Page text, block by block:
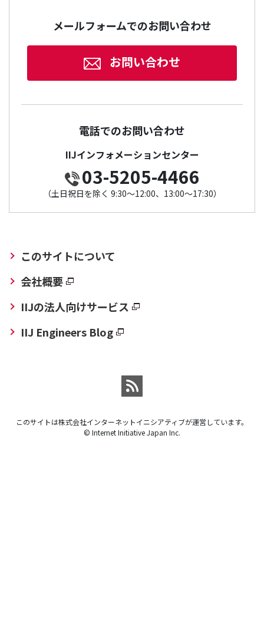
メールフォームでのお問い合わせ
お問い合わせ
電話でのお問い合わせ
IIJインフォメーションセンター
03-5205-4466
（土日祝日を除く 9:30～12:00、13:00～17:30）
このサイトについて
会社概要
IIJの法人向けサービス
IIJ Engineers Blog
このサイトは株式会社インターネットイニシアティブが運営しています。
© Internet Initiative Japan Inc.